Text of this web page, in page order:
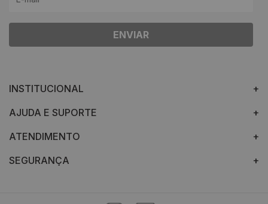
ENVIAR
INSTITUCIONAL
AJUDA E SUPORTE
ATENDIMENTO
SEGURANÇA